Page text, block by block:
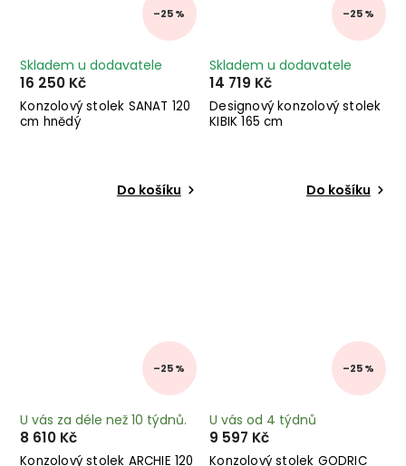
–25 %
Konzolový stolek SANAT 120
cm hnědý
Skladem u dodavatele
16 250 Kč
Do košíku
–25 %
Designový konzolový stolek
KIBIK 165 cm
Skladem u dodavatele
14 719 Kč
Do košíku
–25 %
Konzolový stolek ARCHIE 120
U vás za déle než 10 týdnů.
8 610 Kč
–25 %
Konzolový stolek GODRIC
U vás od 4 týdnů
9 597 Kč